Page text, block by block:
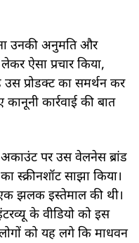
उनकी अनुमति और
ऐसा प्रचार किया,
प्रोडक्ट का समर्थन कर
कार्रवाई की बात
अकाउंट पर उस वेलनेस ब्रांड
स्क्रीनशॉट साझा किया।
झलक इस्तेमाल की थी।
के वीडियो को इस
को यह लगे कि माधवन